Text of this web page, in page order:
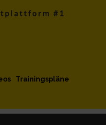
Trainingspläne